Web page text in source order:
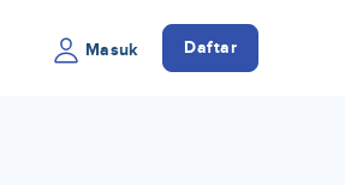
Masuk Daftar